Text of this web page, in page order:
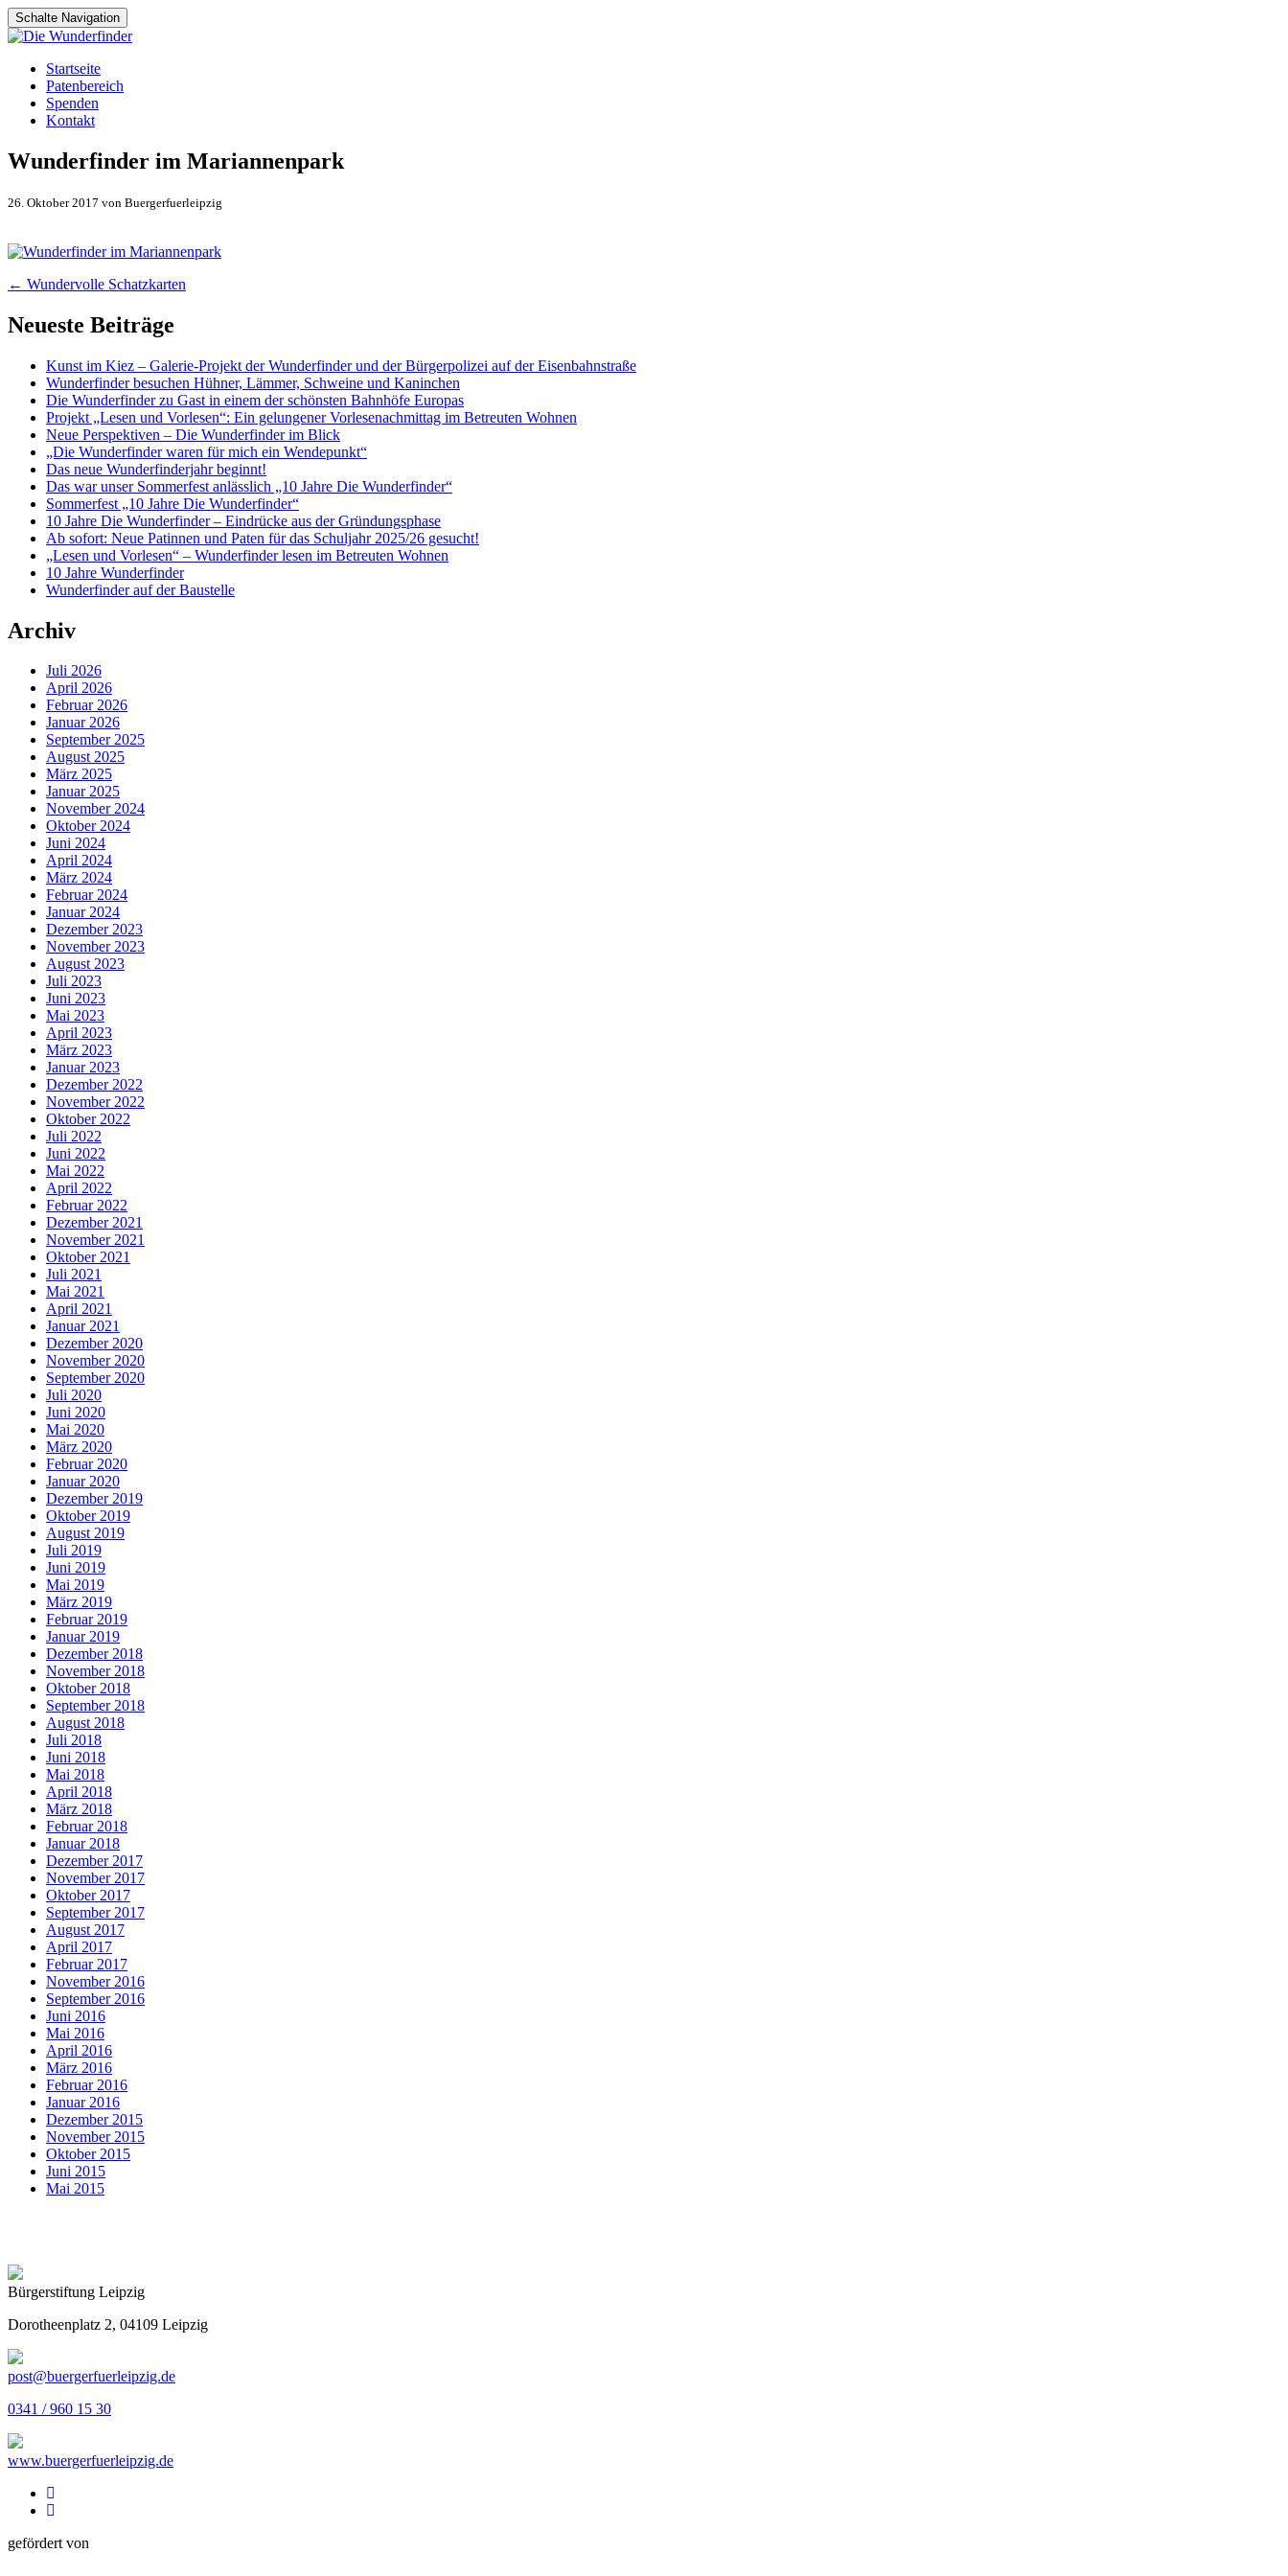
Schalte Navigation
Zum
Inhalt
springen
Startseite
Patenbereich
Spenden
Kontakt
Wunderfinder im Mariannenpark
26. Oktober 2017 von Buergerfuerleipzig
Artikel-
Navigation
← Wundervolle Schatzkarten
Neueste Beiträge
Kunst im Kiez – Galerie-Projekt der Wunderfinder und der Bürgerpolizei auf der Eisenbahnstraße
Wunderfinder besuchen Hühner, Lämmer, Schweine und Kaninchen
Die Wunderfinder zu Gast in einem der schönsten Bahnhöfe Europas
Projekt „Lesen und Vorlesen“: Ein gelungener Vorlesenachmittag im Betreuten Wohnen
Neue Perspektiven – Die Wunderfinder im Blick
„Die Wunderfinder waren für mich ein Wendepunkt“
Das neue Wunderfinderjahr beginnt!
Das war unser Sommerfest anlässlich „10 Jahre Die Wunderfinder“
Sommerfest „10 Jahre Die Wunderfinder“
10 Jahre Die Wunderfinder – Eindrücke aus der Gründungsphase
Ab sofort: Neue Patinnen und Paten für das Schuljahr 2025/26 gesucht!
„Lesen und Vorlesen“ – Wunderfinder lesen im Betreuten Wohnen
10 Jahre Wunderfinder
Wunderfinder auf der Baustelle
Archiv
Juli 2026
April 2026
Februar 2026
Januar 2026
September 2025
August 2025
März 2025
Januar 2025
November 2024
Oktober 2024
Juni 2024
April 2024
März 2024
Februar 2024
Januar 2024
Dezember 2023
November 2023
August 2023
Juli 2023
Juni 2023
Mai 2023
April 2023
März 2023
Januar 2023
Dezember 2022
November 2022
Oktober 2022
Juli 2022
Juni 2022
Mai 2022
April 2022
Februar 2022
Dezember 2021
November 2021
Oktober 2021
Juli 2021
Mai 2021
April 2021
Januar 2021
Dezember 2020
November 2020
September 2020
Juli 2020
Juni 2020
Mai 2020
März 2020
Februar 2020
Januar 2020
Dezember 2019
Oktober 2019
August 2019
Juli 2019
Juni 2019
Mai 2019
März 2019
Februar 2019
Januar 2019
Dezember 2018
November 2018
Oktober 2018
September 2018
August 2018
Juli 2018
Juni 2018
Mai 2018
April 2018
März 2018
Februar 2018
Januar 2018
Dezember 2017
November 2017
Oktober 2017
September 2017
August 2017
April 2017
Februar 2017
November 2016
September 2016
Juni 2016
Mai 2016
April 2016
März 2016
Februar 2016
Januar 2016
Dezember 2015
November 2015
Oktober 2015
Juni 2015
Mai 2015
Bürgerstiftung Leipzig
Dorotheenplatz 2, 04109 Leipzig
post@buergerfuerleipzig.de
0341 / 960 15 30
www.buergerfuerleipzig.de
gefördert von